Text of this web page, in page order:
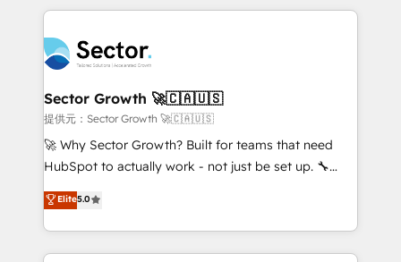
empresas em 13 países utilizam a Nexforce. Somos
a maior parceira da HubSpot na América Latina e
líder no ranking global de sucesso do cliente da
HubSpot.
integrations, custom CMS portal development,
businesses. Our teams are based in North America
and APAC. We are HubSpot's top-ranked Advanced
Implementation Certified Partner and we contribute
to their advisory council. We strive to do 'good work
with good people' and have worked with incredible
brands. You can see some of them on our website,
Sector Growth 🚀🇨🇦🇺🇸
提供元：Sector Growth 🚀🇨🇦🇺🇸
🚀 Why Sector Growth? Built for teams that need
HubSpot to actually work - not just be set up. 🔧
HubSpot Experts: Onboarding, migrations,
automation, and training built for adoption. ⚡ Highly
Technical Execution: ERP, EMR and Custom
Integrations; complex builds delivered in weeks, not
Elite5.0